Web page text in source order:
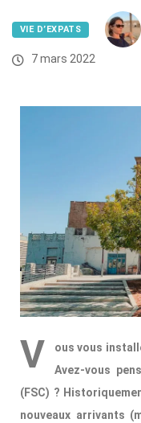
VIE D’EXPATS
7 mars 2022
V
ous vous
Avez-vous
(FSC) ?
nouveaux arrivants